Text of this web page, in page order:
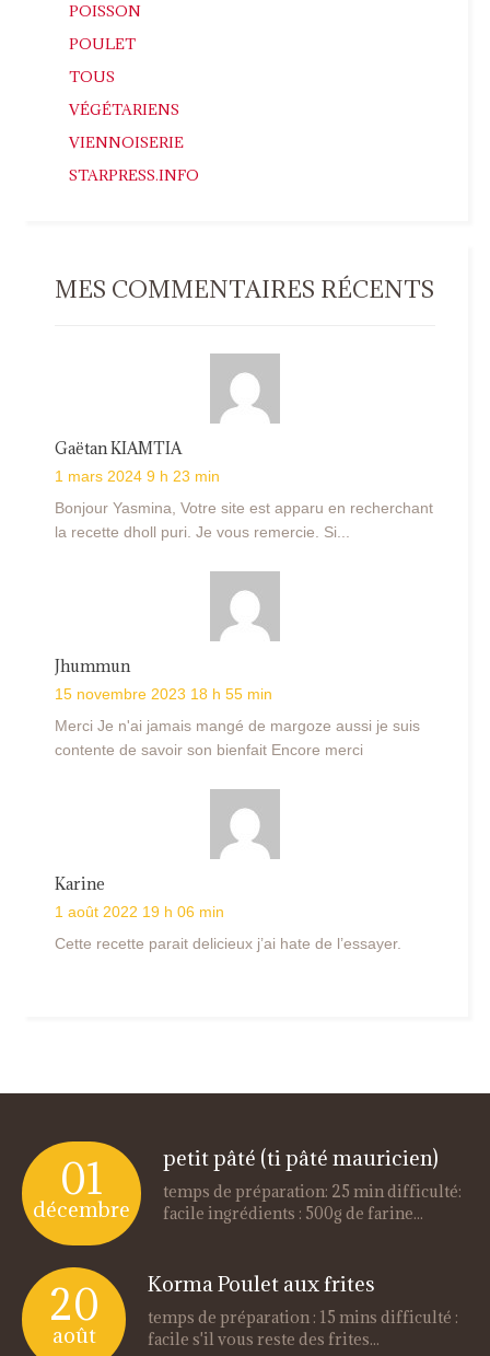
POISSON
POULET
TOUS
VÉGÉTARIENS
VIENNOISERIE
STARPRESS.INFO
MES COMMENTAIRES RÉCENTS
Gaëtan KIAMTIA
1 mars 2024 9 h 23 min
Bonjour Yasmina, Votre site est apparu en recherchant
la recette dholl puri. Je vous remercie. Si...
Jhummun
15 novembre 2023 18 h 55 min
Merci Je n'ai jamais mangé de margoze aussi je suis
contente de savoir son bienfait Encore merci
Karine
1 août 2022 19 h 06 min
Cette recette parait delicieux j’ai hate de l’essayer.
01
décembre
petit pâté (ti pâté mauricien)
temps de préparation: 25 min difficulté:
facile ingrédients : 500g de farine...
20
août
Korma Poulet aux frites
temps de préparation : 15 mins difficulté :
facile s'il vous reste des frites...